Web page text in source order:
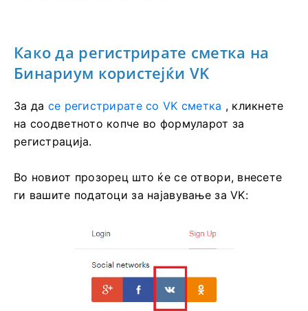
Како да регистрирате сметка на
Бинариум користејќи VK
За да се регистрирате со VK сметка , кликнете
на соодветното копче во формуларот за
регистрација.
Во новиот прозорец што ќе се отвори, внесете
ги вашите податоци за најавување за VK: